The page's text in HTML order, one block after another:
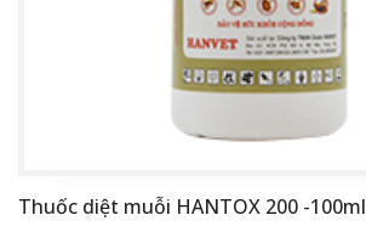
Thuốc diệt muỗi HANTOX 200 -100ml